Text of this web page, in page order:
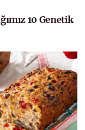
10 Genetik